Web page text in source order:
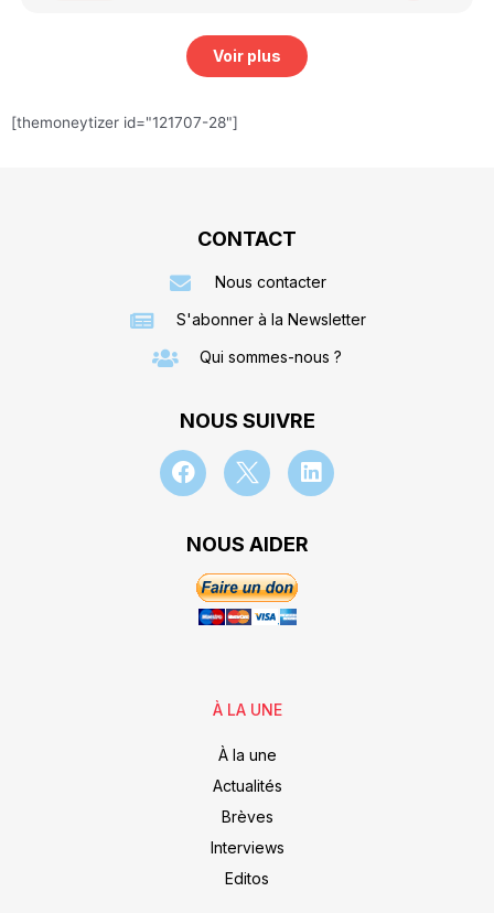
Voir plus
[themoneytizer id="121707-28"]
CONTACT
Nous contacter
S'abonner à la Newsletter
Qui sommes-nous ?
NOUS SUIVRE
NOUS AIDER
À LA UNE
À la une
Actualités
Brèves
Interviews
Editos